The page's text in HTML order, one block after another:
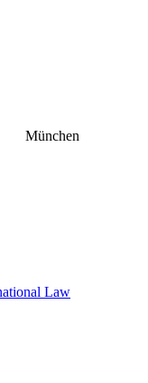
München
Law